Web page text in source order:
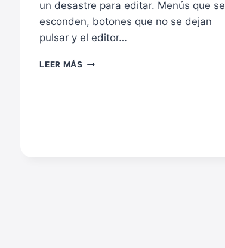
un desastre para editar. Menús que se
esconden, botones que no se dejan
pulsar y el editor…
LEER MÁS DESKTOP